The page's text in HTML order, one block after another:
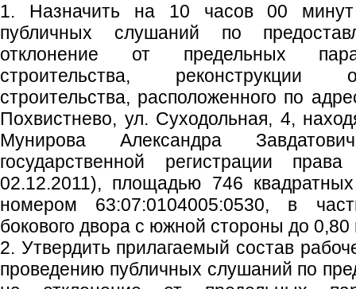
1. Назначить на 10 часов 00 минут
публичных слушаний по
отклонение от предельных
строительства, реконструкции
строительства, расположенного по
Похвистнево, ул. Суходольная, 4,
Мунирова Александра
государственной регистрации
02.12.2011), площадью 746
номером 63:07:0104005:0530, в
бокового двора с южной стороны до 0,80
2. Утвердить прилагаемый состав
проведению публичных слушаний по